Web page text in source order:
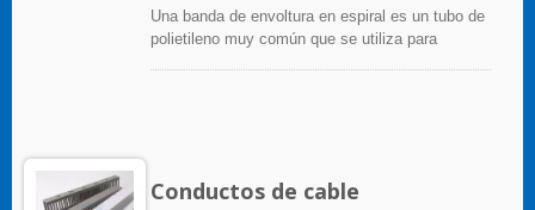
Una banda de envoltura en espiral es un tubo de
polietileno muy común que se utiliza para
Conductos de cable